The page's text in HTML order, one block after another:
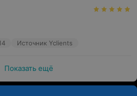
Источник Yclients
Показать ещё